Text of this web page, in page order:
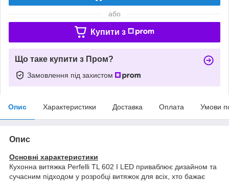
або
Купити з
Що таке купити з Пром?
Замовлення під захистом
Опис Характеристики Доставка Оплата Умови
Опис
Основні характеристики
Кухонна витяжка Perfelli TL 602 I LED приваблює дизайном та
сучасним підходом у розробці витяжок для всіх, хто бажає